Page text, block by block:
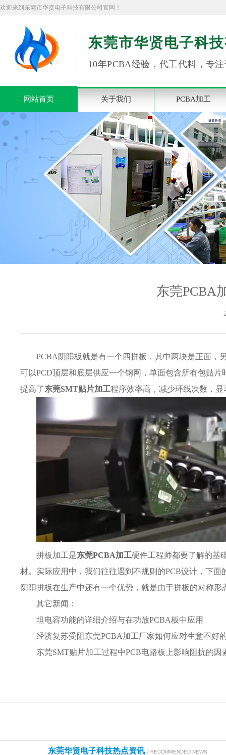
欢迎来到东莞市华贤电子科技有限公司官网！
东莞市华贤电子科
10年PCBA经验，代工代料，专
网站首页 关于我们 PCBA加工
东莞PCBA
PCBA阴阳板就是有一个四拼板，其中两块是正面，
可以PCD顶层和底层供应一个钢网，单面包含所有包贴片
提高了东莞SMT贴片加工程序效率高，减少环线次数，显
拼板加工是东莞PCBA加工硬件工程师都要了解的基
材。实际应用中，我们往往遇到不规则的PCB设计，下
阴阳拼板在生产中还有一个优势，就是由于拼板的对称
其它新闻：
坦电容功能的详细介绍与在功放PCBA板中应用
经济复苏受阻东莞PCBA加工厂家如何应对生意不好
东莞SMT贴片加工过程中PCB电路板上影响阻抗的因
东莞华贤电子科技热点资讯 / RECOMMENDED NEWS